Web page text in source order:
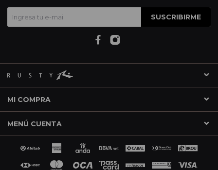
MI COMPRA
MENÚ CUENTA
SUSCRIBIRME